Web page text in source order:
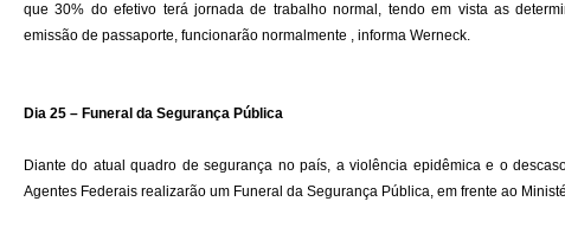
que 30% do efetivo terá jornada de trabalho normal, tendo em vista as
emissão de passaporte, funcionarão normalmente , informa Werneck.
Dia 25 – Funeral da Segurança Pública
Diante do atual quadro de segurança no país, a violência epidêmica e o
Agentes Federais realizarão um Funeral da Segurança Pública, em frente ao